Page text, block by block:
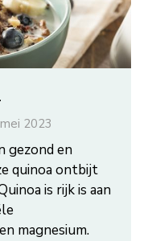
2023
gezond en
quinoa ontbijt
is rijk is aan
magnesium.